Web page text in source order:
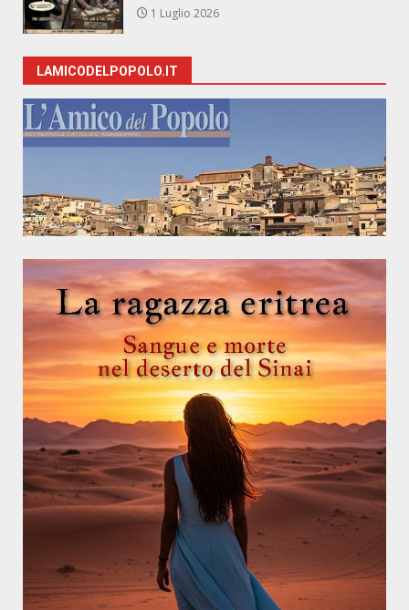
1 Luglio 2026
LAMICODELPOPOLO.IT